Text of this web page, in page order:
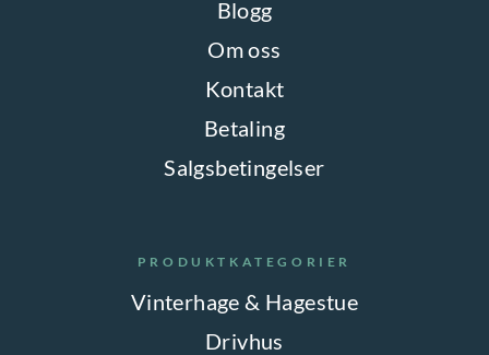
Blogg
Om oss
Kontakt
Betaling
Salgsbetingelser
PRODUKTKATEGORIER
Vinterhage & Hagestue
Drivhus